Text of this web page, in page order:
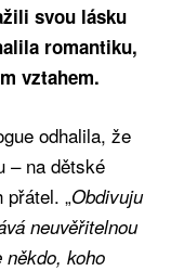
svou lásku
romantiku,
vztahem.
odhalila, že
– na dětské
„Obdivuju
neuvěřitelnou
koho